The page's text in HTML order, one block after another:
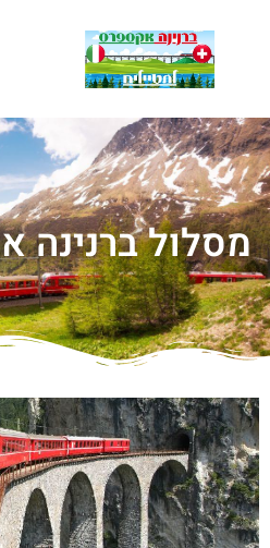
מסלול ברנינה